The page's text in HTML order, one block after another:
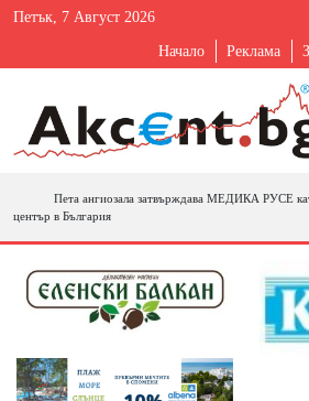
Петък, 7 Август 2026
Начало Реклама
Пета ангиозала затвърждава МЕДИКА РУСЕ
център в България